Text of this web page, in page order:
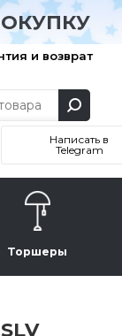
и возврат
Написать в
Telegram
Торшеры